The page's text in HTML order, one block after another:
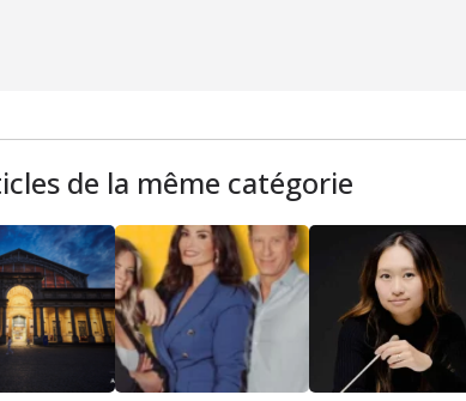
de la même catégorie